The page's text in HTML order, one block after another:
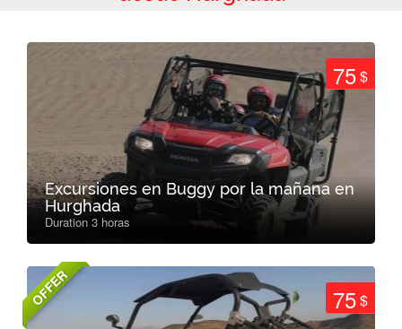
75$
Excursiones en Buggy por la mañana en
Hurghada
Duration 3 horas
OFFER 75$